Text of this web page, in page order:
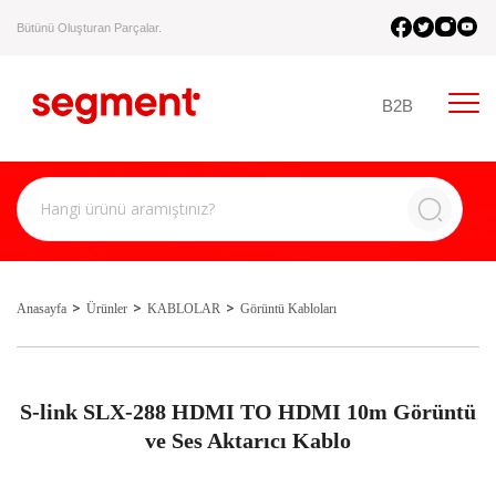
Bütünü Oluşturan Parçalar.
B2B
Anasayfa Ürünler KABLOLAR Görüntü Kabloları
S-link SLX-288 HDMI TO HDMI 10m Görüntü
ve Ses Aktarıcı Kablo